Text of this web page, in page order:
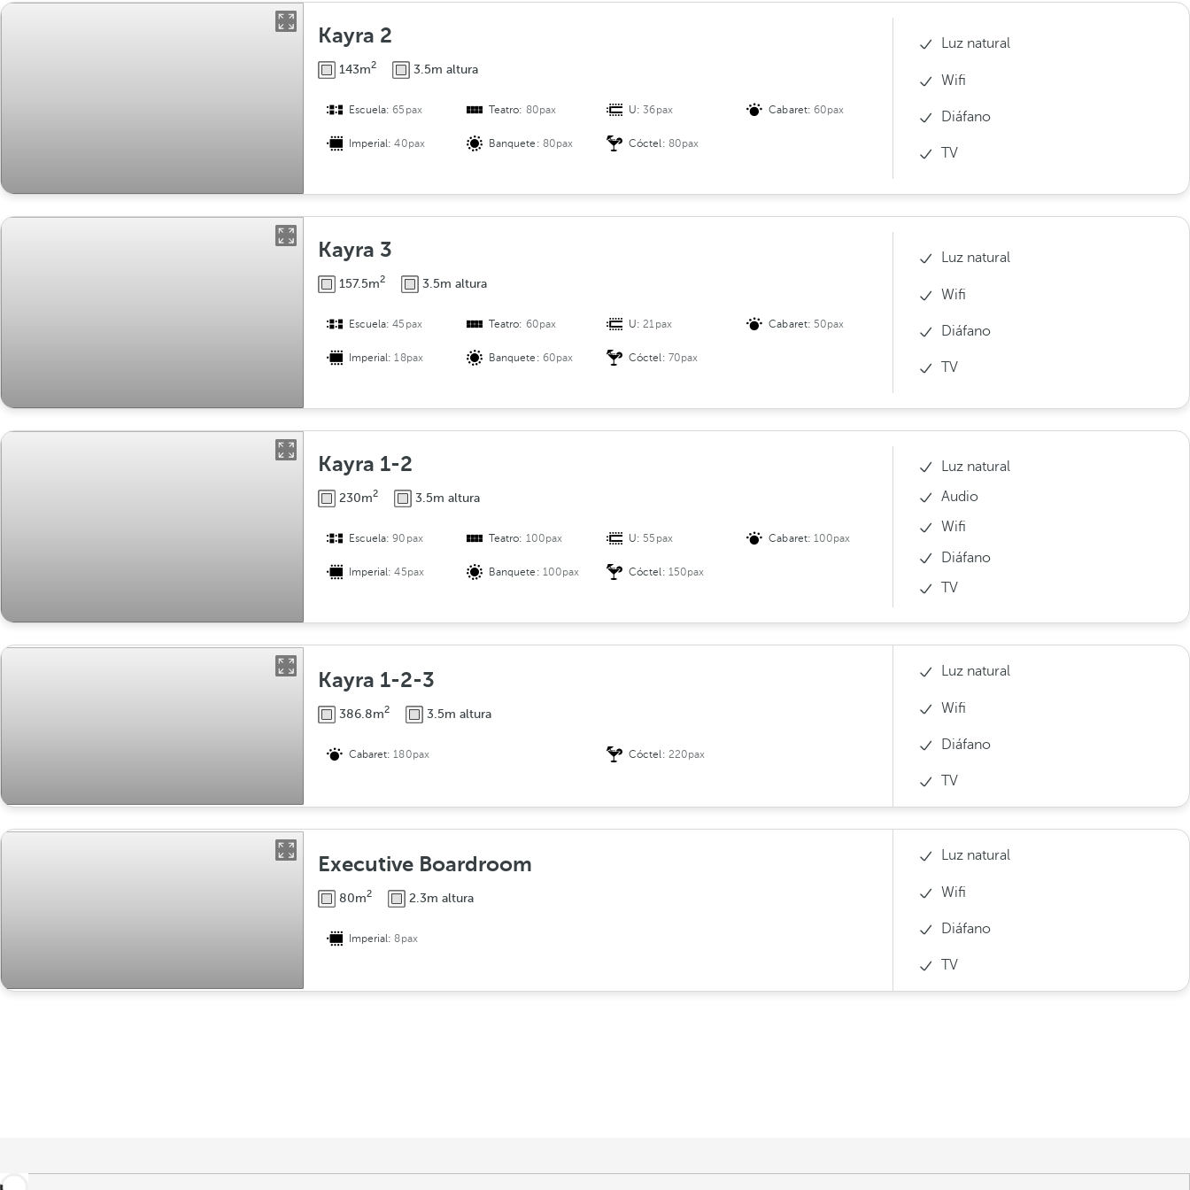
i
Kayra 2
143m2 3.5m altura
Escuela:65pax Teatro: 80pax U:36pax Cabaret: 60pax
Imperial:40pax Banquete: 80pax Cóctel: 80pax
Luz natural
Wifi
Diáfano
TV
Kayra 3
157.5m2 3.5m altura
Escuela:45pax Teatro: 60pax U:21pax Cabaret: 50pax
Imperial:18pax Banquete: 60pax Cóctel: 70pax
Luz natural
Wifi
Diáfano
TV
Kayra 1-2
230m2 3.5m altura
Escuela:90pax Teatro: 100pax U: 55pax Cabaret: 100pax
Imperial:45pax Banquete: 100pax Cóctel: 150pax
Luz natural
Audio
Wifi
Diáfano
TV
Kayra 1-2-3
386.8m2 3.5m altura
Cabaret:180pax Cóctel: 220pax
Luz natural
Wifi
Diáfano
TV
Executive Boardroom
80m2 2.3m altura
Imperial:8pax
Luz natural
Wifi
Diáfano
TV